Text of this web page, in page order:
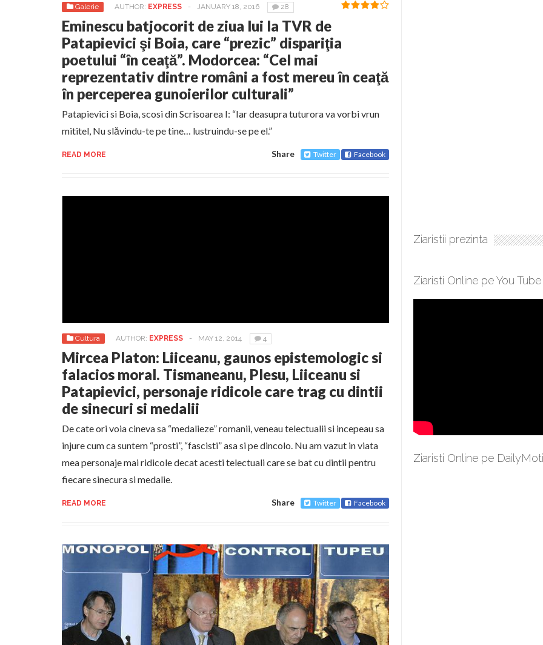
Galerie AUTHOR: EXPRESS - JANUARY 18, 2016 28
Eminescu batjocorit de ziua lui la TVR de
Patapievici şi Boia, care “prezic” dispariţia
poetului “în ceaţă”. Modorcea: “Cel mai
reprezentativ dintre români a fost mereu în ceaţă
în perceperea gunoierilor culturali”
Patapievici si Boia, scosi din Scrisoarea I: “Iar deasupra tuturora va vorbi vrun
mititel, Nu slăvindu-te pe tine… lustruindu-se pe el.”
READ MORE Share Twitter Facebook
Cultura AUTHOR: EXPRESS - MAY 12, 2014 4
Mircea Platon: Liiceanu, gaunos epistemologic si
falacios moral. Tismaneanu, Plesu, Liiceanu si
Patapievici, personaje ridicole care trag cu dintii
de sinecuri si medalii
De cate ori voia cineva sa “medalieze” romanii, veneau telectualii si incepeau sa
injure cum ca suntem “prosti”, “fascisti” asa si pe dincolo. Nu am vazut in viata
mea personaje mai ridicole decat acesti telectuali care se bat cu dintii pentru
fiecare sinecura si medalie.
READ MORE Share Twitter Facebook
Ziaristii prezinta
Ziaristi Online pe You Tube
Ziaristi Online pe